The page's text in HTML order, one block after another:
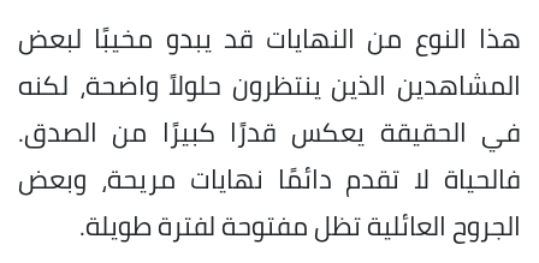
هذا النوع من النهايات قد يبدو مخيبًا لبعض
المشاهدين الذين ينتظرون حلولاً واضحة، لكنه
في الحقيقة يعكس قدرًا كبيرًا من الصدق.
فالحياة لا تقدم دائمًا نهايات مريحة، وبعض
الجروح العائلية تظل مفتوحة لفترة طويلة.